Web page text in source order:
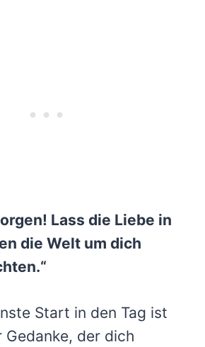
Lass die Liebe in
die Welt um dich
Start in den Tag ist
Gedanke, der dich